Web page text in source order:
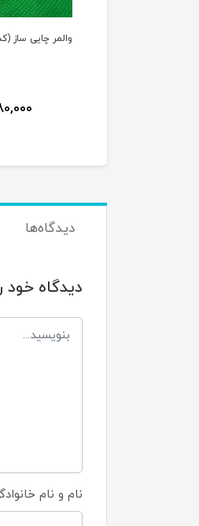
پلاستیک وسط
دیدگاه‌ها
دیدگاه خود
نام و نام